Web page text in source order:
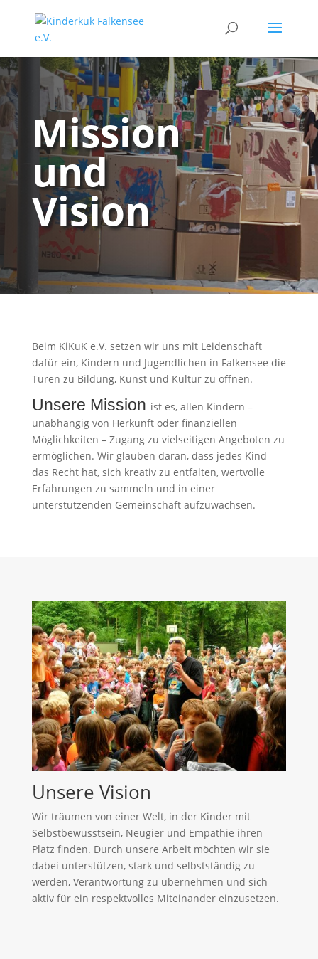
Mission
und
Vision
Beim KiKuK e.V. setzen wir uns mit Leidenschaft
dafür ein, Kindern und Jugendlichen in Falkensee die
Türen zu Bildung, Kunst und Kultur zu öffnen.
Unsere Mission ist es, allen Kindern –
unabhängig von Herkunft oder finanziellen
Möglichkeiten – Zugang zu vielseitigen Angeboten zu
ermöglichen. Wir glauben daran, dass jedes Kind
das Recht hat, sich kreativ zu entfalten, wertvolle
Erfahrungen zu sammeln und in einer
unterstützenden Gemeinschaft aufzuwachsen.
Unsere Vision
Wir träumen von einer Welt, in der Kinder mit
Selbstbewusstsein, Neugier und Empathie ihren
Platz finden. Durch unsere Arbeit möchten wir sie
dabei unterstützen, stark und selbstständig zu
werden, Verantwortung zu übernehmen und sich
aktiv für ein respektvolles Miteinander einzusetzen.